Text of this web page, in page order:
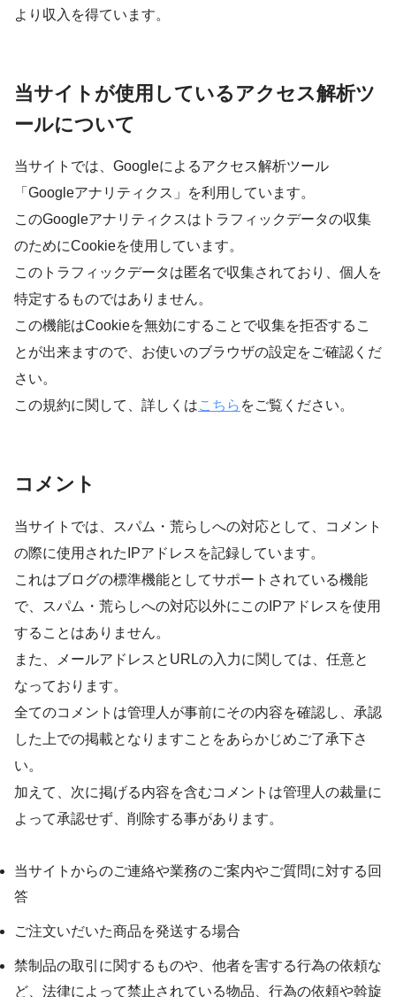
より収入を得ています。
当サイトが使用しているアクセス解析ツ
ールについて
当サイトでは、Googleによるアクセス解析ツール
「Googleアナリティクス」を利用しています。
このGoogleアナリティクスはトラフィックデータの収集
のためにCookieを使用しています。
このトラフィックデータは匿名で収集されており、個人を
特定するものではありません。
この機能はCookieを無効にすることで収集を拒否するこ
とが出来ますので、お使いのブラウザの設定をご確認くだ
さい。
この規約に関して、詳しくはこちら をご覧ください。
コメント
当サイトでは、スパム・荒らしへの対応として、コメント
の際に使用されたIPアドレスを記録しています。
これはブログの標準機能としてサポートされている機能
で、スパム・荒らしへの対応以外にこのIPアドレスを使用
することはありません。
また、メールアドレスとURLの入力に関しては、任意と
なっております。
全てのコメントは管理人が事前にその内容を確認し、承認
した上での掲載となりますことをあらかじめご了承下さ
い。
加えて、次に掲げる内容を含むコメントは管理人の裁量に
よって承認せず、削除する事があります。
当サイトからのご連絡や業務のご案内やご質問に対する回
答
ご注文いだいた商品を発送する場合
禁制品の取引に関するものや、他者を害する行為の依頼な
ど、法律によって禁止されている物品、行為の依頼や斡旋